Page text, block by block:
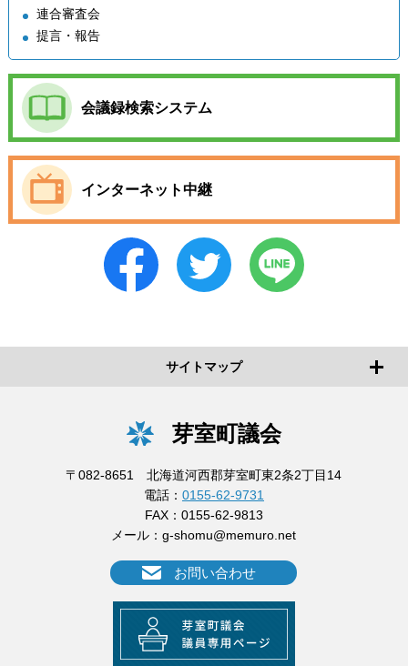
連合審査会
提言・報告
会議録検索システム
インターネット中継
サイトマップ
芽室町議会
〒082-8651 北海道河西郡芽室町東2条2丁目14
電話： 0155-62-9731
FAX：0155-62-9813
メール：g-shomu@memuro.net
お問い合わせ